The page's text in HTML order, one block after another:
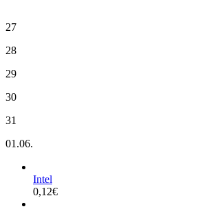
27
28
29
30
31
01.06.
Intel
0,12€